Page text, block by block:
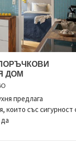
ДОМ
предлага
които със сигурност